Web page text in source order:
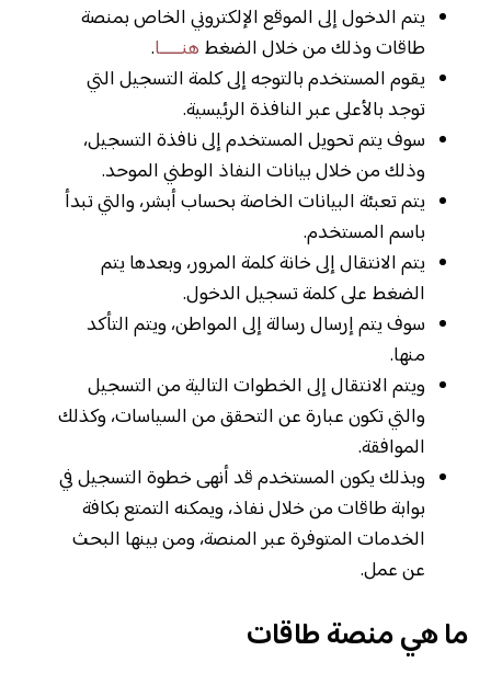
يتم الدخول إلى الموقع الإلكتروني الخاص بمنصة
طاقات وذلك من خلال الضغط هنـــــا.
يقوم المستخدم بالتوجه إلى كلمة التسجيل التي
توجد بالأعلى عبر النافذة الرئيسية.
سوف يتم تحويل المستخدم إلى نافذة التسجيل،
وذلك من خلال بيانات النفاذ الوطني الموحد.
يتم تعبئة البيانات الخاصة بحساب أبشر، والتي تبدأ
باسم المستخدم.
يتم الانتقال إلى خانة كلمة المرور، وبعدها يتم
الضغط على كلمة تسجيل الدخول.
سوف يتم إرسال رسالة إلى المواطن، ويتم التأكد
منها.
ويتم الانتقال إلى الخطوات التالية من التسجيل
والتي تكون عبارة عن التحقق من السياسات، وكذلك
الموافقة.
وبذلك يكون المستخدم قد أنهى خطوة التسجيل في
بوابة طاقات من خلال نفاذ، ويمكنه التمتع بكافة
الخدمات المتوفرة عبر المنصة، ومن بينها البحث
عن عمل.
ما هي منصة طاقات